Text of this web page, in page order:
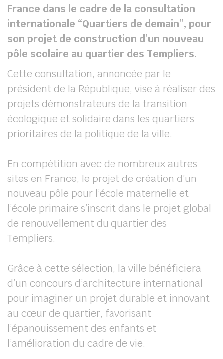
France dans le cadre de la consultation
internationale “Quartiers de demain”, pour
son projet de construction d’un nouveau
pôle scolaire au quartier des Templiers.
Cette consultation, annoncée par le
président de la République, vise à réaliser des
projets démonstrateurs de la transition
écologique et solidaire dans les quartiers
prioritaires de la politique de la ville.
En compétition avec de nombreux autres
sites en France, le projet de création d’un
nouveau pôle pour l’école maternelle et
l’école primaire s’inscrit dans le projet global
de renouvellement du quartier des
Templiers.
Grâce à cette sélection, la ville bénéficiera
d’un concours d’architecture international
pour imaginer un projet durable et innovant
au cœur de quartier, favorisant
l’épanouissement des enfants et
l’amélioration du cadre de vie.